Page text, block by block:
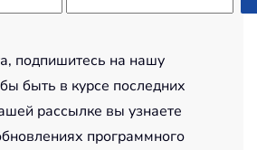
подпишитесь на нашу
быть в курсе последних
рассылке вы узнаете
программного